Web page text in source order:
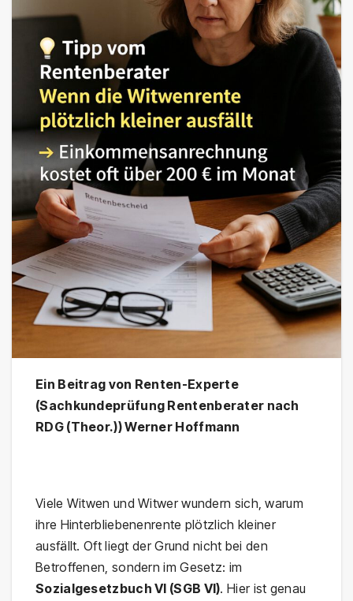
Ein Beitrag von Renten-Experte
(Sachkundeprüfung Rentenberater nach
RDG (Theor.)) Werner Hoffmann
Viele Witwen und Witwer wundern sich, warum
ihre Hinterbliebenenrente plötzlich kleiner
ausfällt. Oft liegt der Grund nicht bei den
Betroffenen, sondern im Gesetz: im
Sozialgesetzbuch VI (SGB VI). Hier ist genau